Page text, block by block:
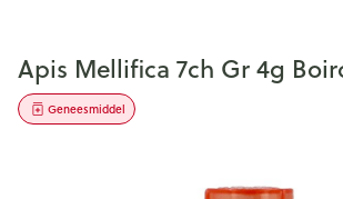
Apis Mellifica 7ch Gr 4g
Geneesmiddel